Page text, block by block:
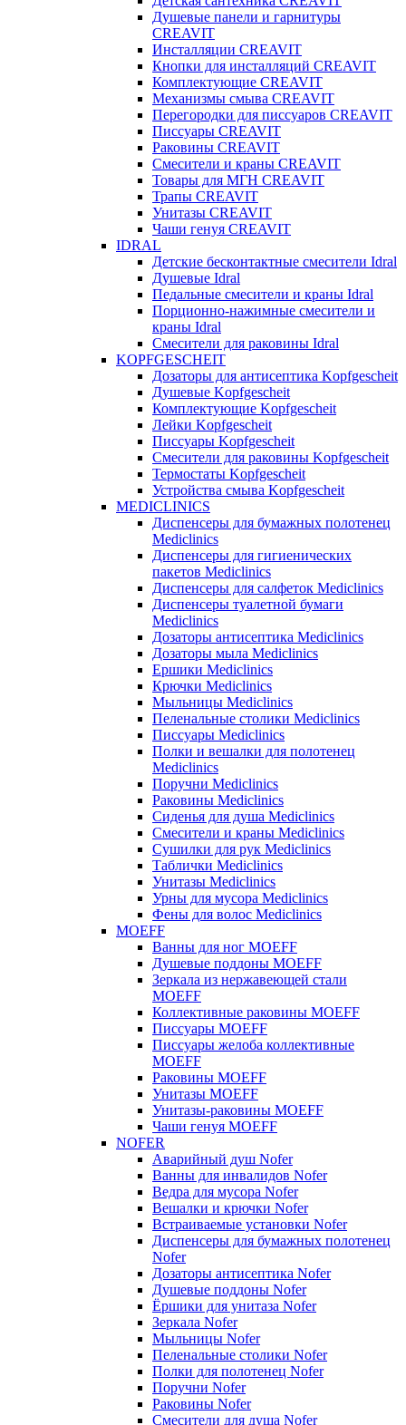
Душевые панели и гарнитуры
CREAVIT
Инсталляции CREAVIT
Кнопки для инсталляций CREAVIT
Комплектующие CREAVIT
Механизмы смыва CREAVIT
Перегородки для писсуаров CREAVIT
Писсуары CREAVIT
Раковины CREAVIT
Смесители и краны CREAVIT
Товары для МГН CREAVIT
Трапы CREAVIT
Унитазы CREAVIT
Чаши генуя CREAVIT
IDRAL
Детские бесконтактные смесители Idral
Душевые Idral
Педальные смесители и краны Idral
Порционно-нажимные смесители и
краны Idral
Смеcители для раковины Idral
KOPFGESCHEIT
Дозаторы для антисептика Kopfgescheit
Душевые Kopfgescheit
Комплектующие Kopfgescheit
Лейки Kopfgescheit
Писсуары Kopfgescheit
Смесители для раковины Kopfgescheit
Термостаты Kopfgescheit
Устройства смыва Kopfgescheit
MEDICLINICS
Диспенсеры для бумажных полотенец
Mediclinics
Диспенсеры для гигиенических
пакетов Mediclinics
Диспенсеры для салфеток Mediclinics
Диспенсеры туалетной бумаги
Mediclinics
Дозаторы антисептика Mediclinics
Дозаторы мыла Mediclinics
Ершики Mediclinics
Крючки Mediclinics
Мыльницы Mediclinics
Пеленальные столики Mediclinics
Писсуары Mediclinics
Полки и вешалки для полотенец
Mediclinics
Поручни Mediclinics
Раковины Mediclinics
Сиденья для душа Mediclinics
Смесители и краны Mediclinics
Сушилки для рук Mediclinics
Таблички Mediclinics
Унитазы Mediclinics
Урны для мусора Mediclinics
Фены для волос Mediclinics
MOEFF
Ванны для ног MOEFF
Душевые поддоны MOEFF
Зеркала из нержавеющей стали
MOEFF
Коллективные раковины MOEFF
Писсуары MOEFF
Писсуары желоба коллективные
MOEFF
Раковины MOEFF
Унитазы MOEFF
Унитазы-раковины MOEFF
Чаши генуя MOEFF
NOFER
Аварийный душ Nofer
Ванны для инвалидов Nofer
Ведра для мусора Nofer
Вешалки и крючки Nofer
Встраиваемые установки Nofer
Диспенсеры для бумажных полотенец
Nofer
Дозаторы антисептика Nofer
Душевые поддоны Nofer
Ёршики для унитаза Nofer
Зеркала Nofer
Мыльницы Nofer
Пеленальные столики Nofer
Полки для полотенец Nofer
Поручни Nofer
Раковины Nofer
Смесители для душа Nofer